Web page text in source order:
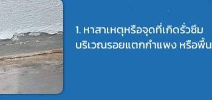
1. หาสาเหตุหรือจุดที่เกิดรั่วซึม
บริเวณรอยแตกกำแพง หรือพื้น